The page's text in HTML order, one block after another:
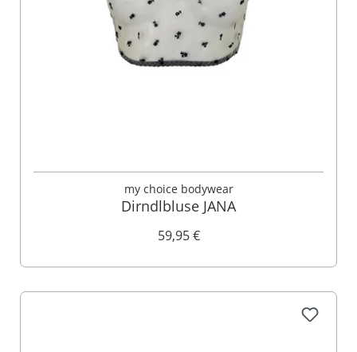
my choice bodywear
Dirndlbluse JANA
59,95 €